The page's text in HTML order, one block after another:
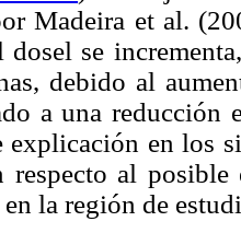
Madeira et al.
dosel se
debido al
a una
explicación en los
respecto al
la región de